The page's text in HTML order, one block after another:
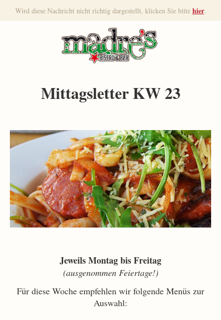
Wird diese Nachricht nicht richtig dargestellt, klicken Sie bitte hier.
Mittagsletter KW 23
Jeweils Montag bis Freitag
(ausgenommen Feiertage!)
Für diese Woche empfehlen wir folgende Menüs zur
Auswahl: